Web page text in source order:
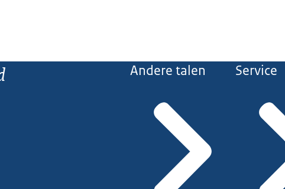
Andere talen Service